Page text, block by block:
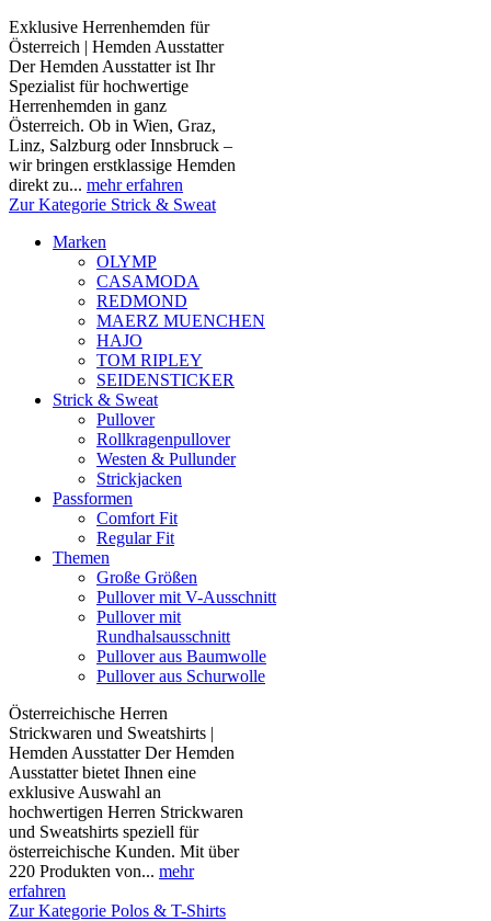
Exklusive Herrenhemden für
Österreich | Hemden Ausstatter
Der Hemden Ausstatter ist Ihr
Spezialist für hochwertige
Herrenhemden in ganz
Österreich. Ob in Wien, Graz,
Linz, Salzburg oder Innsbruck –
wir bringen erstklassige Hemden
direkt zu... mehr erfahren
Zur Kategorie Strick & Sweat
Marken
OLYMP
CASAMODA
REDMOND
MAERZ MUENCHEN
HAJO
TOM RIPLEY
SEIDENSTICKER
Strick & Sweat
Pullover
Rollkragenpullover
Westen & Pullunder
Strickjacken
Passformen
Comfort Fit
Regular Fit
Themen
Große Größen
Pullover mit V-Ausschnitt
Pullover mit
Rundhalsausschnitt
Pullover aus Baumwolle
Pullover aus Schurwolle
Österreichische Herren
Strickwaren und Sweatshirts |
Hemden Ausstatter Der Hemden
Ausstatter bietet Ihnen eine
exklusive Auswahl an
hochwertigen Herren Strickwaren
und Sweatshirts speziell für
österreichische Kunden. Mit über
220 Produkten von... mehr
erfahren
Zur Kategorie Polos & T-Shirts